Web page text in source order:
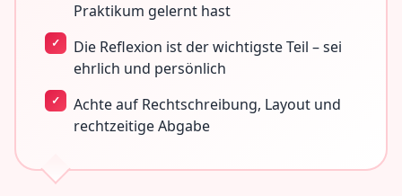
Praktikum gelernt hast
Die Reflexion ist der wichtigste Teil – sei
ehrlich und persönlich
Achte auf Rechtschreibung, Layout und
rechtzeitige Abgabe